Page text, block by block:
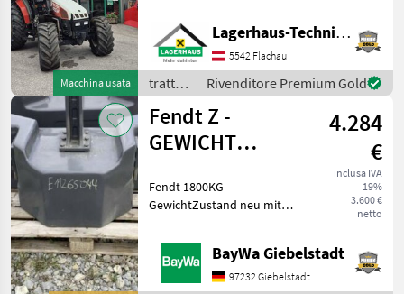
Macchina usata
1, 4 m * 4 gebrauchten
Schneeketten Wir bitten
telefonisch oder per Mail
Ihren Be
Lagerhaus-Technik Flachau
5542 Flachau
trattori
/ Steyr
Rivenditore Premium Gold
Fendt Z -
GEWICHT
4.284
€
inclusa IVA
19%
3.600 €
netto
Fendt 1800KG
GewichtZustand neu mit
Rückfragen stehen wir
Ihnen gerne zur Verfügung.
trattori Altri trattori
BayWa Giebelstadt
97232 Giebelstadt